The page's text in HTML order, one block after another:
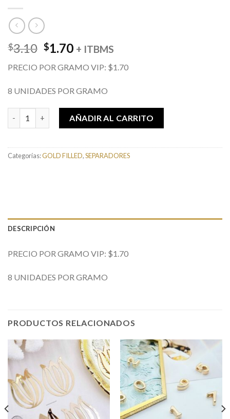
$3.10 El
original
era:
$3.10.
$1.70El
actual
es:
$1.70.
+ ITBMS
PRECIO POR GRAMO VIP: $1.70
8 UNIDADES POR GRAMO
Separador de Dona con Diseño (8mm) cantidad
AÑADIR AL CARRITO
Categorías:GOLD FILLED,SEPARADORES
DESCRIPCIÓN
PRECIO POR GRAMO VIP: $1.70
8 UNIDADES POR GRAMO
PRODUCTOS RELACIONADOS